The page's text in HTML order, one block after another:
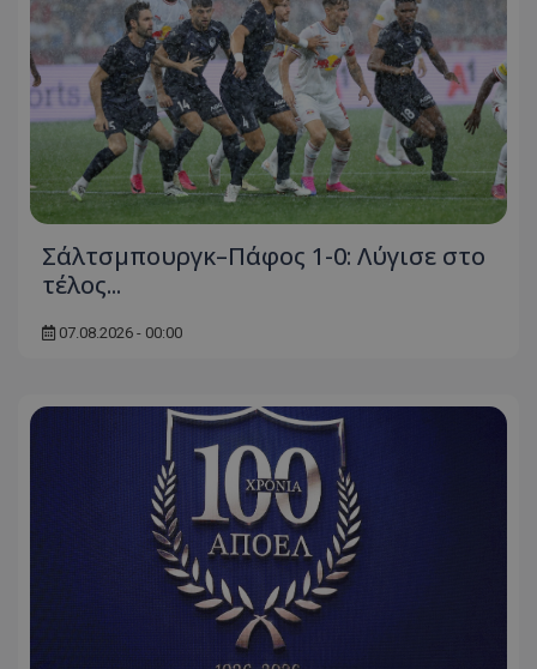
Σάλτσμπουργκ–Πάφος 1-0: Λύγισε στο
τέλος...
07.08.2026 - 00:00